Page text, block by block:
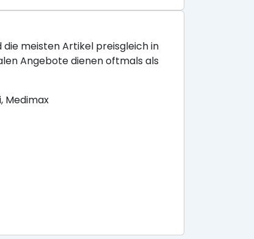
meisten Artikel preisgleich in
Angebote dienen oftmals als
Medimax